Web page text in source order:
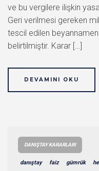
ve bu vergilere ilişkin
Geri verilmesi gereken
tescil edilen
belirtilmiştir. Karar […]
DEVAMINI OKU
DANIŞTAY KARARLARI
danıştay faiz gümrük